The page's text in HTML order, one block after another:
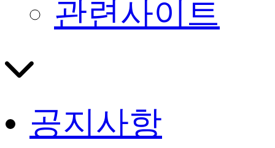
관련사이트
공지사항